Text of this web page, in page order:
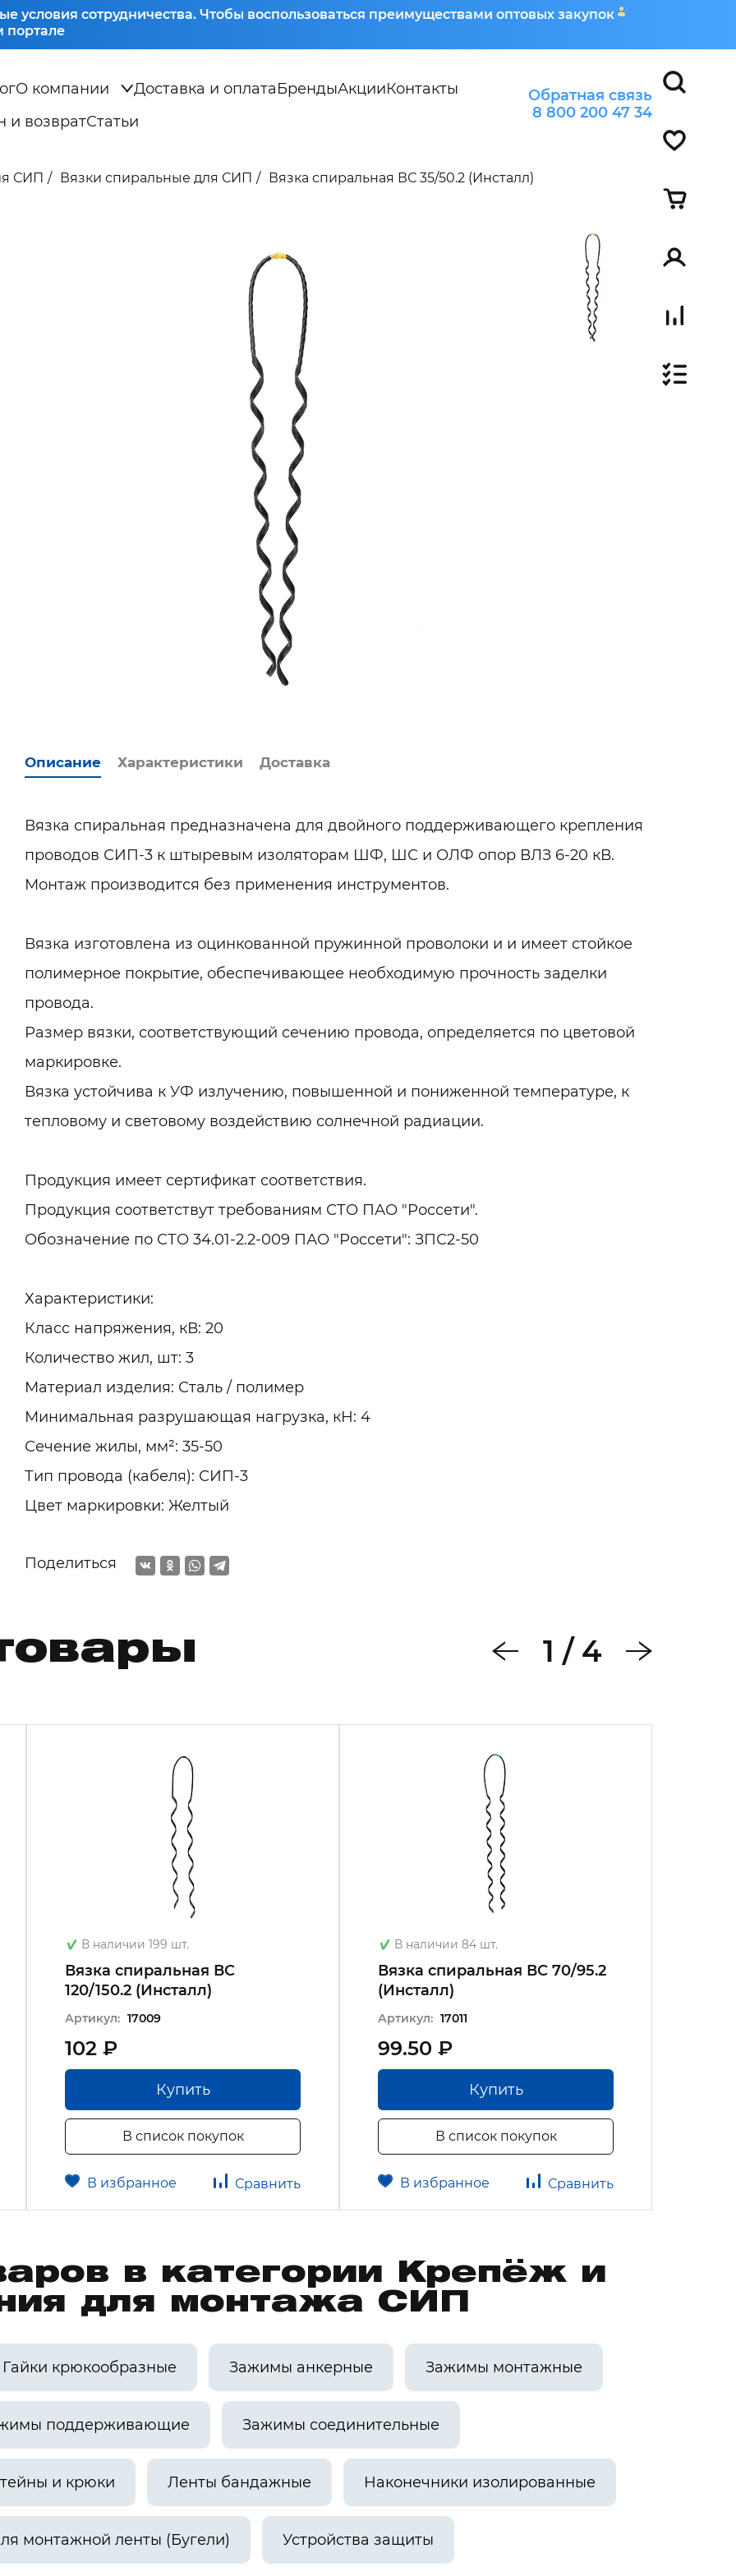
условия сотрудничества. Чтобы воспользоваться преимуществами оптовых закупок
портале
О компании Доставка и оплатаБрендыАкцииКонтакты
и возвратСтатьи
Обратная связь
8 800 200 47 34
СИП Вязки спиральные для СИП Вязка спиральная ВС 35/50.2 (Инсталл)
Описание Характеристики Доставка
Вязка спиральная предназначена для двойного поддерживающего крепления
проводов СИП-3 к штыревым изоляторам ШФ, ШС и ОЛФ опор ВЛЗ 6-20 кВ.
Монтаж производится без применения инструментов.
Вязка изготовлена из оцинкованной пружинной проволоки и и имеет стойкое
полимерное покрытие, обеспечивающее необходимую прочность заделки
провода.
Размер вязки, соответствующий сечению провода, определяется по цветовой
маркировке.
Вязка устойчива к УФ излучению, повышенной и пониженной температуре, к
тепловому и световому воздействию солнечной радиации.
Продукция имеет сертификат соответствия.
Продукция соответствут требованиям СТО ПАО "Россети".
Обозначение по СТО 34.01-2.2-009 ПАО "Россети": ЗПС2-50
Характеристики:
Класс напряжения, кВ: 20
Количество жил, шт: 3
Материал изделия: Сталь / полимер
Минимальная разрушающая нагрузка, кН: 4
Сечение жилы, мм²: 35-50
Тип провода (кабеля): СИП-3
Цвет маркировки: Желтый
Поделиться
1 / 4
В наличии 199 шт.
Вязка спиральная ВС
120/150.2 (Инсталл)
Артикул: 17009
102 ₽
Купить
В список покупок
В избранное Сравнить
В наличии 84 шт.
Вязка спиральная ВС 70/95.2
(Инсталл)
Артикул: 17011
99.50 ₽
Купить
В список покупок
В избранное Сравнить
в категории Крепёж и
для монтажа СИП
Гайки крюкообразные Зажимы анкерные Зажимы монтажные
поддерживающие Зажимы соединительные
и крюки Ленты бандажные Наконечники изолированные
монтажной ленты (Бугели) Устройства защиты